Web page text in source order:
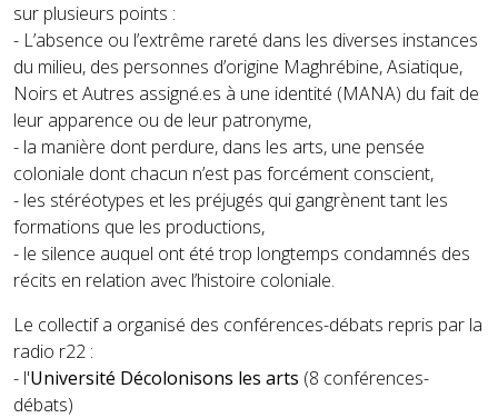
sur plusieurs points :
- L’absence ou l’extrême rareté dans les diverses instances
du milieu, des personnes d’origine Maghrébine, Asiatique,
Noirs et Autres assigné.es à une identité (MANA) du fait de
leur apparence ou de leur patronyme,
- la manière dont perdure, dans les arts, une pensée
coloniale dont chacun n’est pas forcément conscient,
- les stéréotypes et les préjugés qui gangrènent tant les
formations que les productions,
- le silence auquel ont été trop longtemps condamnés des
récits en relation avec l’histoire coloniale.
Le collectif a organisé des conférences-débats repris par la
radio r22 :
- l'Université Décolonisons les arts (8 conférences-
débats)